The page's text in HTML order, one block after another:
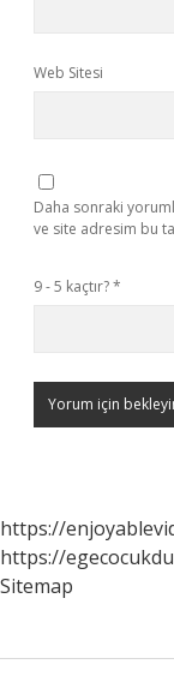
Web Sitesi
Daha sonraki
ve site adresim bu
9 - 5 kaçtır?*
https://
https://
Sitemap